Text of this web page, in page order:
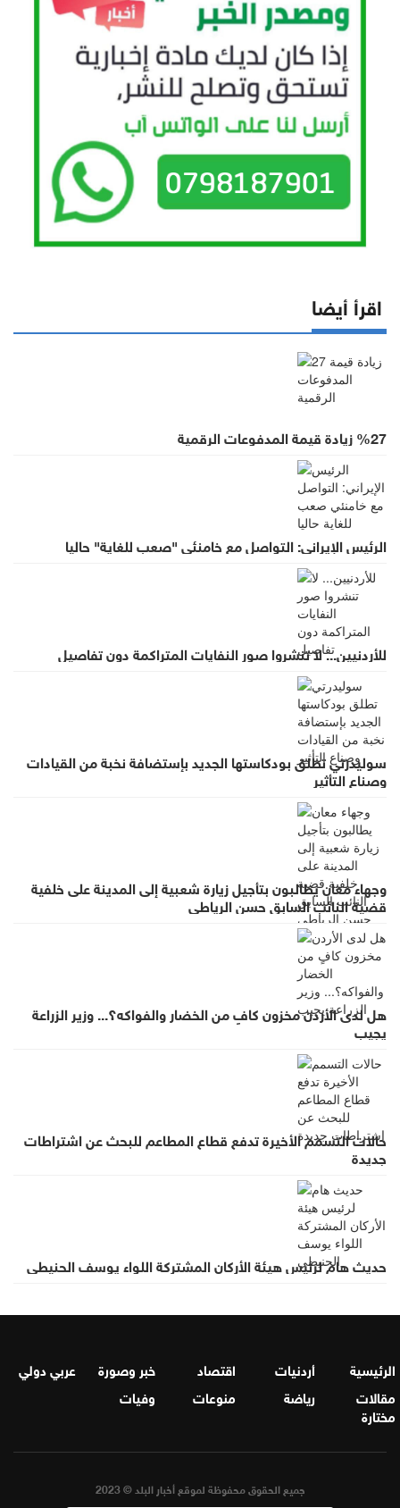
اقرأ أيضا
%27 زيادة قيمة المدفوعات الرقمية
الرئيس الإيراني: التواصل مع خامنئي "صعب للغاية" حاليا
للأردنيين... لا تنشروا صور النفايات المتراكمة دون تفاصيل
سوليدرتي تطلق بودكاستها الجديد بإستضافة نخبة من القيادات
وصناع التأثير
وجهاء معان يطالبون بتأجيل زيارة شعبية إلى المدينة على خلفية
قضية النائب السابق حسن الرياطي
هل لدى الأردن مخزون كافٍ من الخضار والفواكه؟... وزير الزراعة
يجيب
حالات التسمم الأخيرة تدفع قطاع المطاعم للبحث عن اشتراطات
جديدة
حديث هام لرئيس هيئة الأركان المشتركة اللواء يوسف الحنيطي
الرئيسية أردنيات اقتصاد خبر وصورة
عربي دولي
مقالات
مختارة
رياضة منوعات وفيات
جميع الحقوق محفوظة لموقع أخبار البلد © 2023